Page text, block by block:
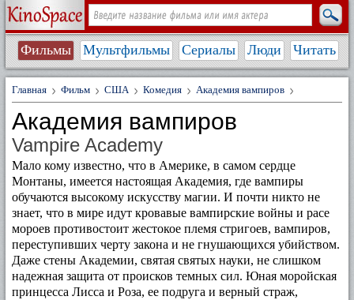
Фильмы Мультфильмы Сериалы Люди Читать
Главная Фильм США Комедия Академия вампиров
Академия вампиров
Vampire Academy
Мало кому известно, что в Америке, в самом сердце
Монтаны, имеется настоящая Академия, где вампиры
обучаются высокому искусству магии. И почти никто не
знает, что в мире идут кровавые вампирские войны и расе
мороев противостоит жестокое племя стригоев, вампиров,
переступивших черту закона и не гнушающихся убийством.
Даже стены Академии, святая святых науки, не слишком
надежная защита от происков темных сил. Юная моройская
принцесса Лисса и Роза, ее подруга и верный страж,